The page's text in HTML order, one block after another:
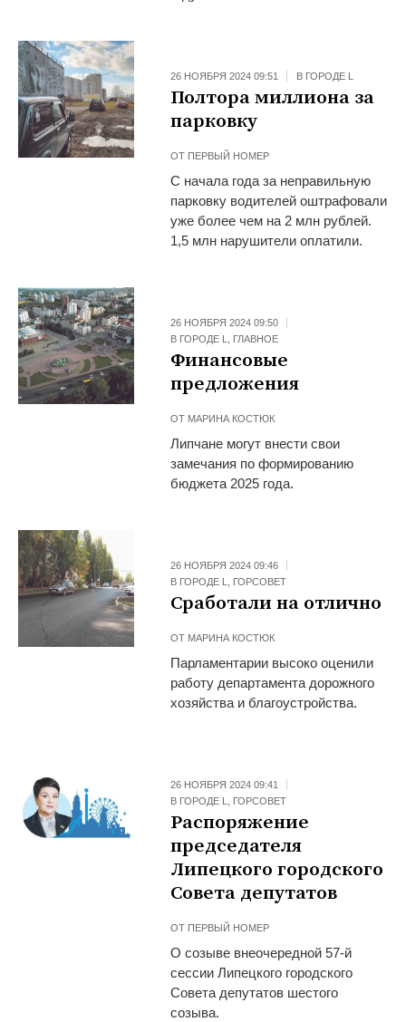
26 НОЯБРЯ 2024 09:51 В ГОРОДЕ L
Полтора миллиона за
парковку
ОТ ПЕРВЫЙ НОМЕР
С начала года за неправильную
парковку водителей оштрафовали
уже более чем на 2 млн рублей.
1,5 млн нарушители оплатили.
26 НОЯБРЯ 2024 09:50
В ГОРОДЕ L, ГЛАВНОЕ
Финансовые
предложения
ОТ МАРИНА КОСТЮК
Липчане могут внести свои
замечания по формированию
бюджета 2025 года.
26 НОЯБРЯ 2024 09:46
В ГОРОДЕ L, ГОРСОВЕТ
Сработали на отлично
ОТ МАРИНА КОСТЮК
Парламентарии высоко оценили
работу департамента дорожного
хозяйства и благоустройства.
26 НОЯБРЯ 2024 09:41
В ГОРОДЕ L, ГОРСОВЕТ
Распоряжение
председателя
Липецкого городского
Совета депутатов
ОТ ПЕРВЫЙ НОМЕР
О созыве внеочередной 57-й
сессии Липецкого городского
Совета депутатов шестого
созыва.